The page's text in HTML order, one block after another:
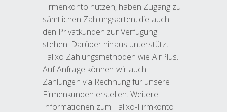
Firmenkonto nutzen, haben Zugang zu
sämtlichen Zahlungsarten, die auch
den Privatkunden zur Verfügung
stehen. Darüber hinaus unterstützt
Talixo Zahlungsmethoden wie AirPlus.
Auf Anfrage können wir auch
Zahlungen via Rechnung für unsere
Firmenkunden erstellen. Weitere
Informationen zum Talixo-Firmkonto